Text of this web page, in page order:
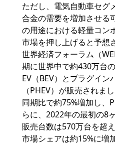
ただし、電気自動車セグ
合金の需要を増加させる
の用途における軽量コン
市場を押し上げると予想
世界経済フォーラム（
期に世界中で約430万台
EV（BEV）とプラグイ
（PHEV）が販売されま
同期比で約75%増加し、
らに、2022年の最初の8
販売台数は570万台を超
市場シェアは約15%に増